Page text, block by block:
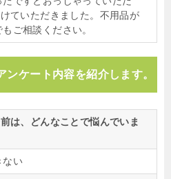
ていただきました。不用品が
ご相談ください。
ンケート内容を紹介します。
は、どんなことで悩んでいま
ない